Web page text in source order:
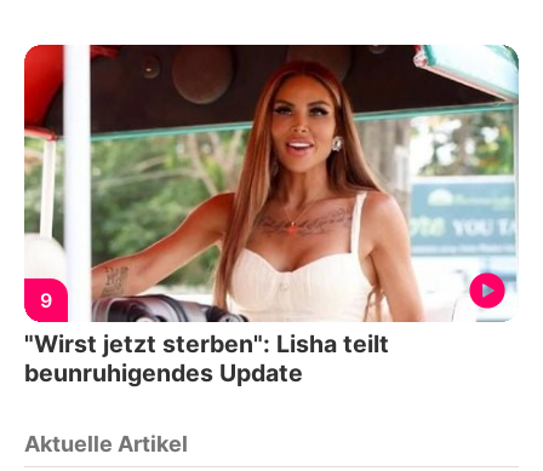
9
"Wirst jetzt sterben": Lisha teilt
beunruhigendes Update
Aktuelle Artikel